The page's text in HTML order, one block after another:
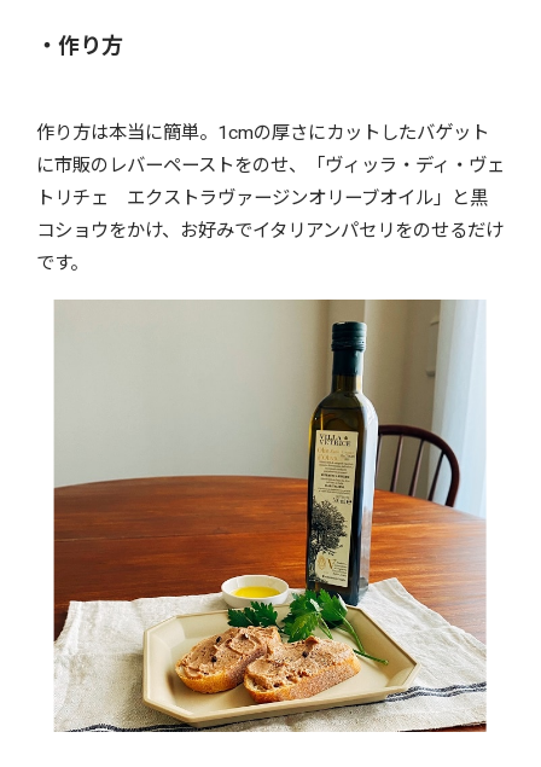
・作り方
作り方は本当に簡単。1cmの厚さにカットしたバゲット
に市販のレバーペーストをのせ、「ヴィッラ・ディ・ヴェ
トリチェ エクストラヴァージンオリーブオイル」と黒
コショウをかけ、お好みでイタリアンパセリをのせるだけ
です。